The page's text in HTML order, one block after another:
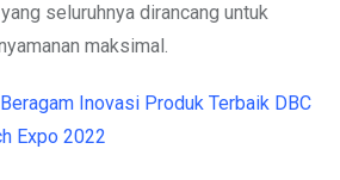
seluruhnya dirancang untuk
maksimal.
Inovasi Produk Terbaik DBC
Expo 2022